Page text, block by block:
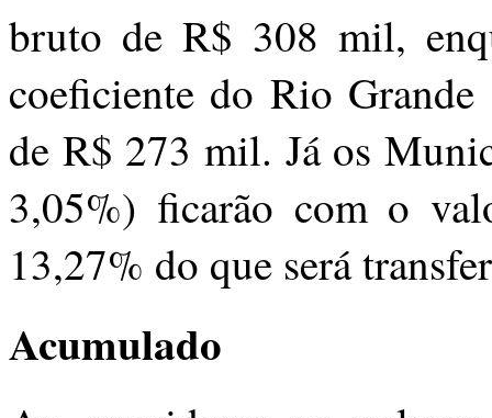
bruto de R$ 308 mil,
coeficiente do Rio
de R$ 273 mil. Já os
3,05%) ficarão com o
13,27% do que será
Acumulado